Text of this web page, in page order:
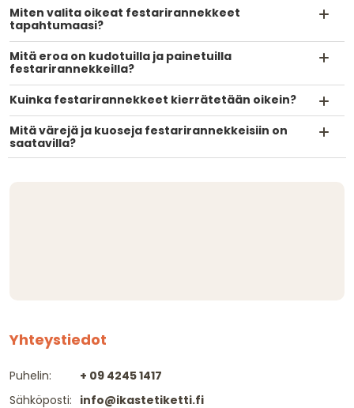
Miten valita oikeat festarirannekkeet
tapahtumaasi?
Mitä eroa on kudotuilla ja painetuilla
festarirannekkeilla?
Kuinka festarirannekkeet kierrätetään oikein?
Mitä värejä ja kuoseja festarirannekkeisiin on
saatavilla?
Yhteystiedot
Puhelin:
Sähköposti:
+ 09 4245 1417
info@ikastetiketti.fi